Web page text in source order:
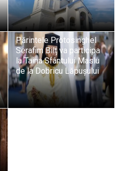
Părintele Protosinghel
Serafim Bilț va participa
la Taina Sfântului Maslu
de la Dobricu Lăpușului